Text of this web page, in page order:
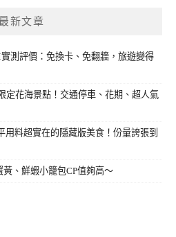
最新文章
測評價：免換卡、免翻牆，旅遊變得
定花海景點！交通停車、花期、超人氣
用料超實在的隱藏版美食！份量誇張到
、鮮蝦小籠包CP值夠高～